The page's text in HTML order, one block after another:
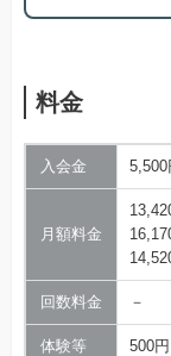
料金
入会金 5,500
月額料金
回数料金 －
体験等 500円